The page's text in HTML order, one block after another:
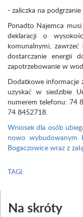
- zaliczka na
Ponadto Najemca
deklaracji o
komunalnymi,
dostarczanie energii
zapotrzebowanie w
Dodatkowe informacje
uzyskać w siedzibie
numerem telefonu: 74
74 8452718.
Wniosek dla osób
nowo wybudowanym
Bogaczowice wraz z
TAGI:
Na skróty